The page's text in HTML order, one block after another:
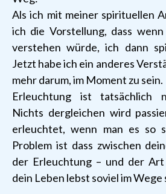
Als ich mit meiner spirituellen
ich die Vorstellung, dass
verstehen würde, ich dann
Jetzt habe ich ein anderes
mehr darum, im Moment zu sein.
Erleuchtung ist tatsächlich
Nichts dergleichen wird
erleuchtet, wenn man es so
Problem ist dass zwischen
der Erleuchtung – und der
dein Leben lebst soviel im Wege